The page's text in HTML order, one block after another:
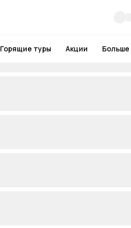
Горящие туры Акции Больше